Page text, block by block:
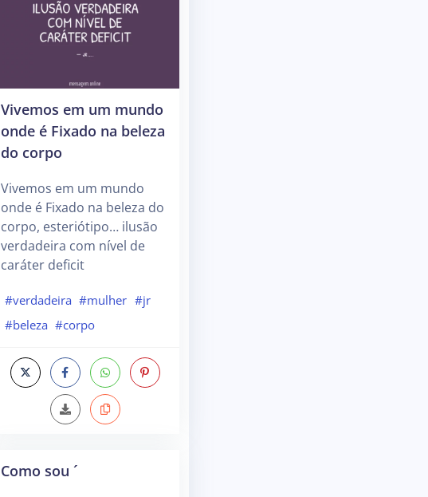
Vivemos em um mundo
onde é Fixado na beleza
do corpo
Vivemos em um mundo
onde é Fixado na beleza do
corpo, esteriótipo… ilusão
verdadeira com nível de
caráter deficit
#verdadeira #mulher #jr
#beleza #corpo
Como sou ´